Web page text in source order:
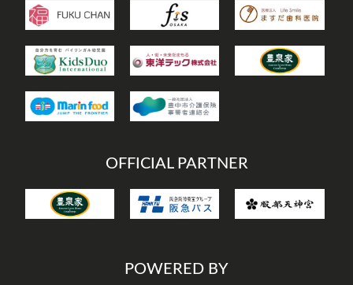
OFFICIAL PARTNER
POWERED BY